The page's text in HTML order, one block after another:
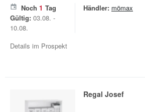
Noch 1 Tag
Gültig: 03.08. -
10.08.
Händler: mömax
Details im Prospekt
Regal Josef